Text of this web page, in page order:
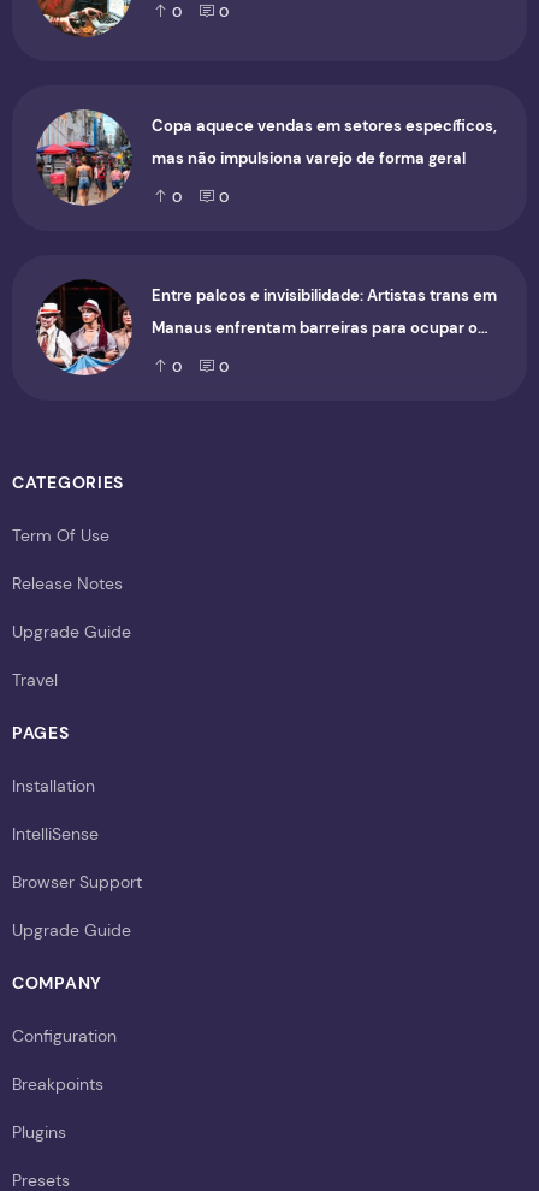
0 0
Copa aquece vendas em setores específicos,
mas não impulsiona varejo de forma geral
0 0
Entre palcos e invisibilidade: Artistas trans em
Manaus enfrentam barreiras para ocupar o
cenário cultural
0 0
CATEGORIES
Term Of Use
Release Notes
Upgrade Guide
Travel
PAGES
Installation
IntelliSense
Browser Support
Upgrade Guide
COMPANY
Configuration
Breakpoints
Plugins
Presets